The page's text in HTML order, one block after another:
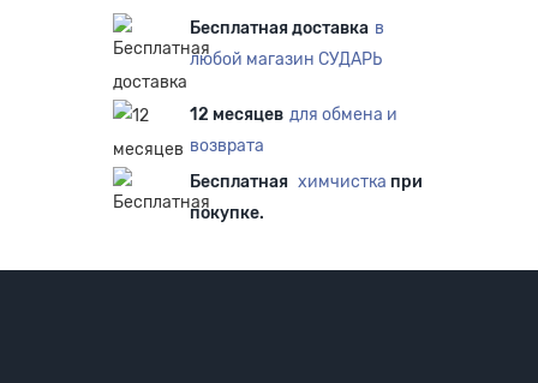
Бесплатная доставка в
любой магазин СУДАРЬ
12 месяцев для обмена и
возврата
Бесплатная химчистка при
покупке.